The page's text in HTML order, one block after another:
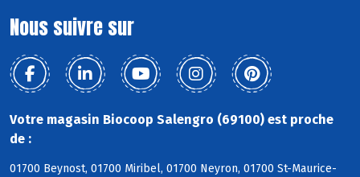
Nous suivre sur
Votre magasin Biocoop Salengro (69100) est proche
de :
01700 Beynost, 01700 Miribel, 01700 Neyron, 01700 St-Maurice-